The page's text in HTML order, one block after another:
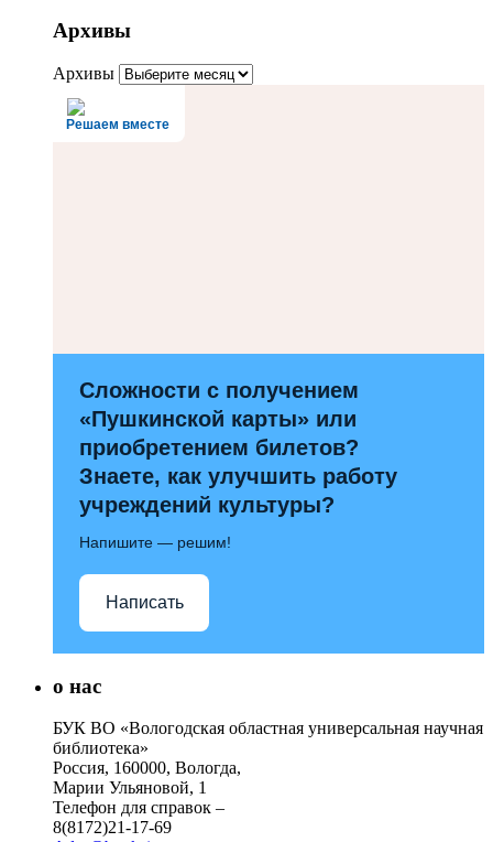
Архивы
Архивы
Решаем вместе
Сложности с получением
«Пушкинской карты» или
приобретением билетов?
Знаете, как улучшить работу
учреждений культуры?
Напишите — решим!
Написать
о нас
БУК ВО «Вологодская областная универсальная научная
библиотека»
Россия, 160000, Вологда,
Марии Ульяновой, 1
Телефон для справок –
8(8172)21-17-69